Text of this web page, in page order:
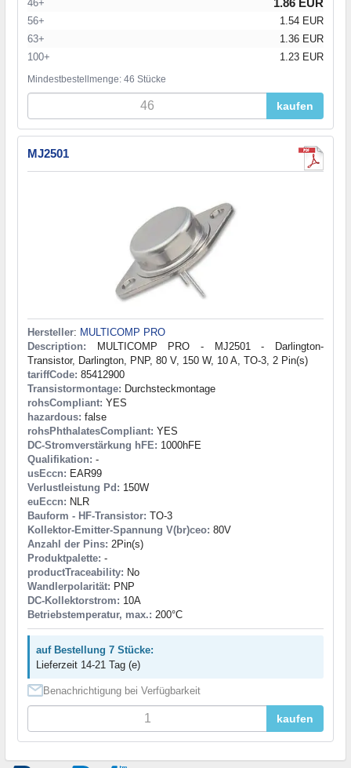
46+ 1.86 EUR
56+
1.54 EUR
63+
1.36 EUR
100+
1.23 EUR
Mindestbestellmenge: 46 Stücke
kaufen
MJ2501
Hersteller: MULTICOMP PRO
Description: MULTICOMP PRO - MJ2501 - Darlington-
Transistor, Darlington, PNP, 80 V, 150 W, 10 A, TO-3, 2 Pin(s)
tariffCode: 85412900
Transistormontage: Durchsteckmontage
rohsCompliant: YES
hazardous: false
rohsPhthalatesCompliant: YES
DC-Stromverstärkung hFE: 1000hFE
Qualifikation: -
usEccn: EAR99
Verlustleistung Pd: 150W
euEccn: NLR
Bauform - HF-Transistor: TO-3
Kollektor-Emitter-Spannung V(br)ceo: 80V
Anzahl der Pins: 2Pin(s)
Produktpalette: -
productTraceability: No
Wandlerpolarität: PNP
DC-Kollektorstrom: 10A
Betriebstemperatur, max.: 200°C
auf Bestellung 7 Stücke:
Lieferzeit 14-21 Tag (e)
Benachrichtigung bei Verfügbarkeit
kaufen